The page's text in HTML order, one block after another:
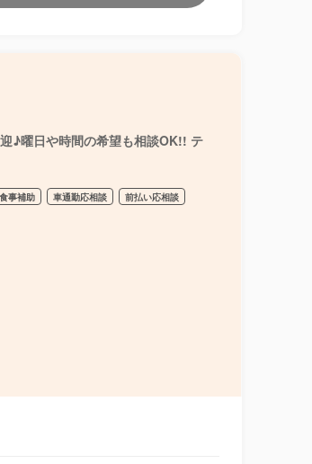
♪曜日や時間の希望も相談OK!! テ
食事補助 車通勤応相談 前払い応相談